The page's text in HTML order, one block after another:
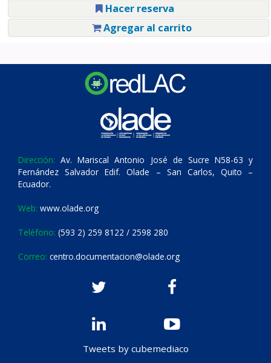
Hacer reserva
Agregar al carrito
Dirección: Av. Mariscal Antonio José de Sucre N58-63 y
Fernández Salvador Edif. Olade – San Carlos, Quito –
Ecuador.
Web: www.olade.org
Teléfono: (593 2) 259 8122 / 2598 280
Correo: centro.documentacion@olade.org
Tweets by cubemediaco